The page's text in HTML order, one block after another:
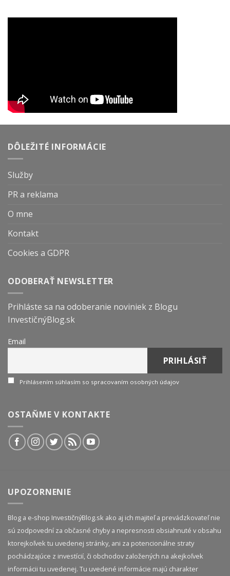
DÔLEŽITÉ INFORMÁCIE
Služby
PR a reklama
O mne
Kontakt
Cookies a GDPR
ODOBERAŤ NEWSLETTER
Prihláste sa na odoberanie noviniek z Blogu
InvestičnýBlog.sk
Email
Prihlásením súhlasím so spracovaním osobných údajov
OSTAŇME V KONTAKTE
UPOZORNENIE
Blog a e-shop InvestičnýBlog.sk ako aj ich majiteľ a prevádzkovateľ nie
sú zodpovední za občasné chyby a nepresnosti obsiahnuté v obsahu
ktorejkoľvek tu uvedenej stránky, ani za potencionálne straty
pochádzajúce z investícií, či obchodov založených na akejkoľvek
informácii tu uvedenej. Tu uvedené informácie majú charakter